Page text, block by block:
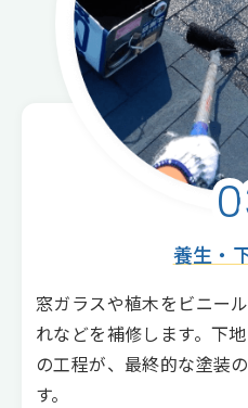
養生・
窓ガラスや植木をビニー
れなどを補修します。下
の工程が、最終的な塗装
す。